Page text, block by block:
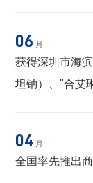
06 月
获得深圳市海
坦钠）、"合艾
04 月
全国率先推出